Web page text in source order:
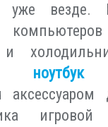
уже везде.
и
ноутбук
аксессуаром
игровой